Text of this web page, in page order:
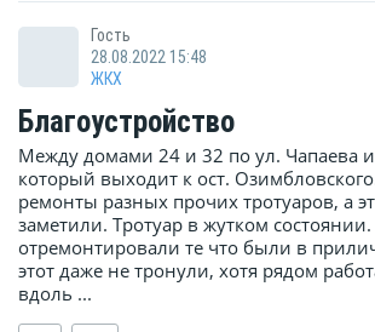
Гость
28.08.2022 15:48
ЖКХ
Благоустройство
Между домами 24 и 32 по ул. Чапаева
который выходит к ост.
ремонты разных прочих тротуаров, а
заметили. Тротуар в жутком
отремонтировали те что были в
этот даже не тронули, хотя рядом
вдоль ...